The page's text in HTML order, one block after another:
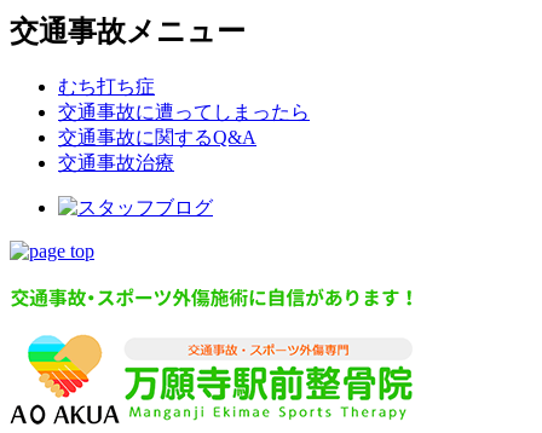
交通事故メニュー
むち打ち症
交通事故に遭ってしまったら
交通事故に関するQ&A
交通事故治療